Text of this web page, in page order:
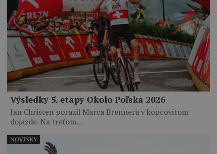
Výsledky 5. etapy Okolo Poľska 2026
Jan Christen porazil Marca Brennera v kopcovitom
dojazde. Na treťom…
NOVINKY